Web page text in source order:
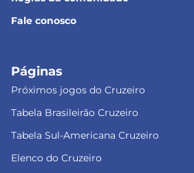
Fale conosco
Páginas
Próximos jogos do Cruzeiro
Tabela Brasileirão Cruzeiro
Tabela Sul-Americana Cruzeiro
Elenco do Cruzeiro